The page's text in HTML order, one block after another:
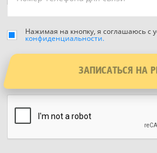
Нажимая на кнопку, я соглашаюсь с
конфиденциальности.
ЗАПИСАТЬСЯ НА